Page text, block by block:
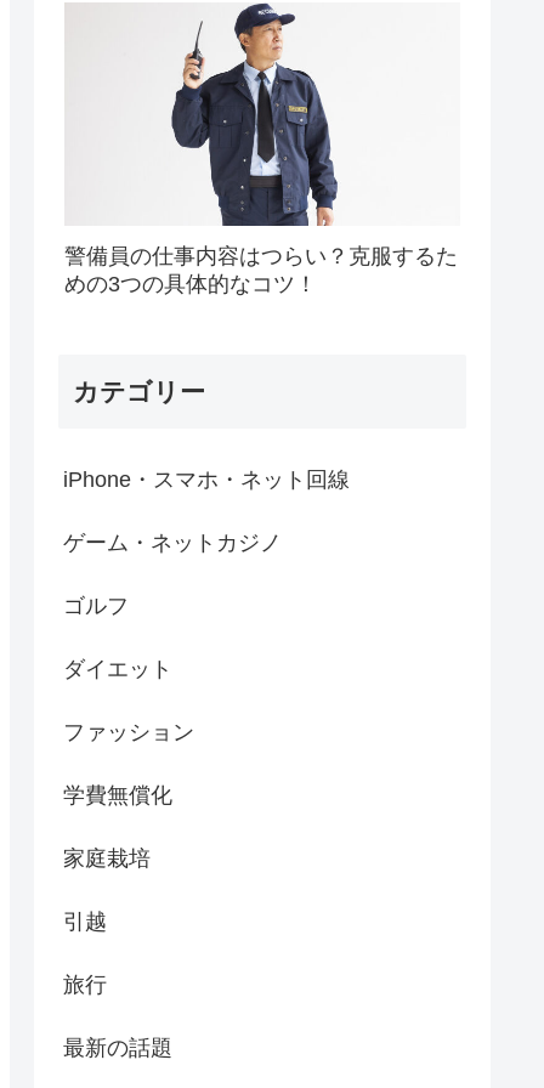
警備員の仕事内容はつらい？克服するた
めの3つの具体的なコツ！
カテゴリー
iPhone・スマホ・ネット回線
ゲーム・ネットカジノ
ゴルフ
ダイエット
ファッション
学費無償化
家庭栽培
引越
旅行
最新の話題